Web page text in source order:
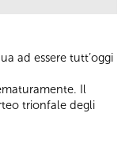
ad essere tutt’oggi
Il
trionfale degli